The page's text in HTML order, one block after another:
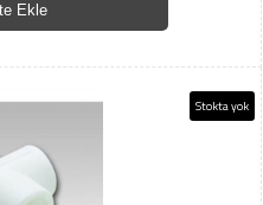
Ekle
Stokta yok